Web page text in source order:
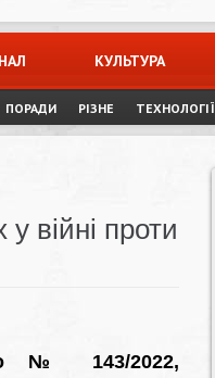
КУЛЬТУРА
ПОРАДИ РІЗНЕ ТЕХНОЛОГІЇ
війні проти
№ 143/2022,